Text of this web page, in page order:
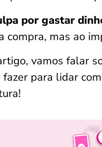
por gastar
compra, mas ao
vamos falar
fazer para lidar